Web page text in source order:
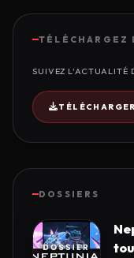
TÉLÉCHARGEZ
SUIVEZ L'ACTUALITÉ
TÉLÉCHARGER
DOSSIERS